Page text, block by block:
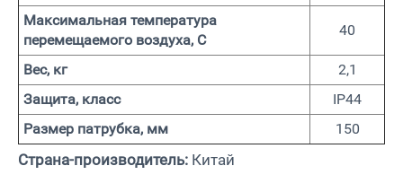
Максимальная температура
перемещаемого воздуха, С
40
Вес, кг
2,1
Защита, класс
IP44
Размер патрубка, мм
150
Страна-производитель: Китай